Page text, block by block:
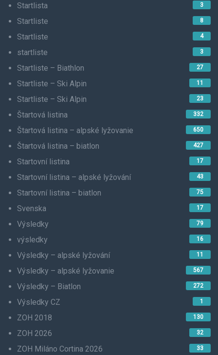
Startlista 3
Startliste 8
Startliste 4
startliste 3
Startliste – Biathlon 27
Startliste – Ski Alpin 11
Startliste – Ski Alpin 23
Štartová listina 332
Štartová listina – alpské lyžovanie 650
Štartová listina – biatlon 427
Startovní listina 17
Startovní listina – alpské lyžování 43
Startovní listina – biatlon 75
Svenska 17
Výsledky 79
výsledky 16
Výsledky – alpské lyžování 11
Výsledky – alpské lyžovanie 567
Výsledky – Biatlon 272
Výsledky CZ 1
ZOH 2018 130
ZOH 2026 32
ZOH Miláno Cortina 2026 33